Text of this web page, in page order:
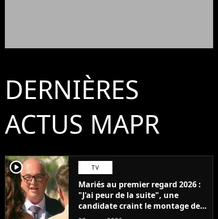
DERNIÈRES
ACTUS MAPR
player2 TV
Mariés au premier regard 2026 :
"J'ai peur de la suite", une
candidate craint le montage des
prochains épisodes